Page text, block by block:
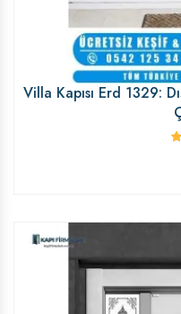
Villa Kapısı Erd 1329: